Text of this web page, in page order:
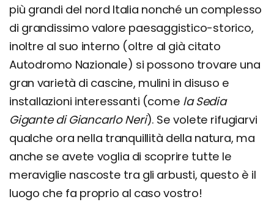
più grandi del nord Italia nonché un complesso
di grandissimo valore paesaggistico-storico,
inoltre al suo interno (oltre al già citato
Autodromo Nazionale) si possono trovare una
gran varietà di cascine, mulini in disuso e
installazioni interessanti (come la Sedia
Gigante di Giancarlo Neri). Se volete rifugiarvi
qualche ora nella tranquillità della natura, ma
anche se avete voglia di scoprire tutte le
meraviglie nascoste tra gli arbusti, questo è il
luogo che fa proprio al caso vostro!